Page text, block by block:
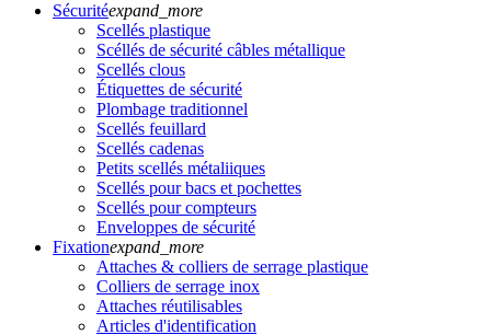
Sécuritéexpand_more
Scellés plastique
Scéllés de sécurité câbles métallique
Scellés clous
Étiquettes de sécurité
Plombage traditionnel
Scellés feuillard
Scellés cadenas
Petits scellés métaliiques
Scellés pour bacs et pochettes
Scellés pour compteurs
Enveloppes de sécurité
Fixationexpand_more
Attaches & colliers de serrage plastique
Colliers de serrage inox
Attaches réutilisables
Articles d'identification